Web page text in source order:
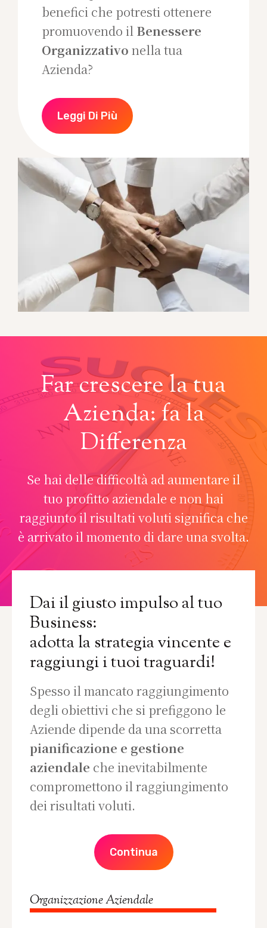
benefici che potresti ottenere
promuovendo il Benessere
Organizzativo nella tua
Azienda?
Leggi Di Più
Far crescere la tua
Azienda: fa la
Differenza
Se hai delle difficoltà ad aumentare il
tuo profitto aziendale e non hai
raggiunto il risultati voluti significa che
è arrivato il momento di dare una svolta.
Dai il giusto impulso al tuo
Business:
adotta la strategia vincente e
raggiungi i tuoi traguardi!
Spesso il mancato raggiungimento
degli obiettivi che si prefiggono le
Aziende dipende da una scorretta
pianificazione e gestione
aziendale che inevitabilmente
compromettono il raggiungimento
dei risultati voluti.
Continua
Organizzazione Aziendale